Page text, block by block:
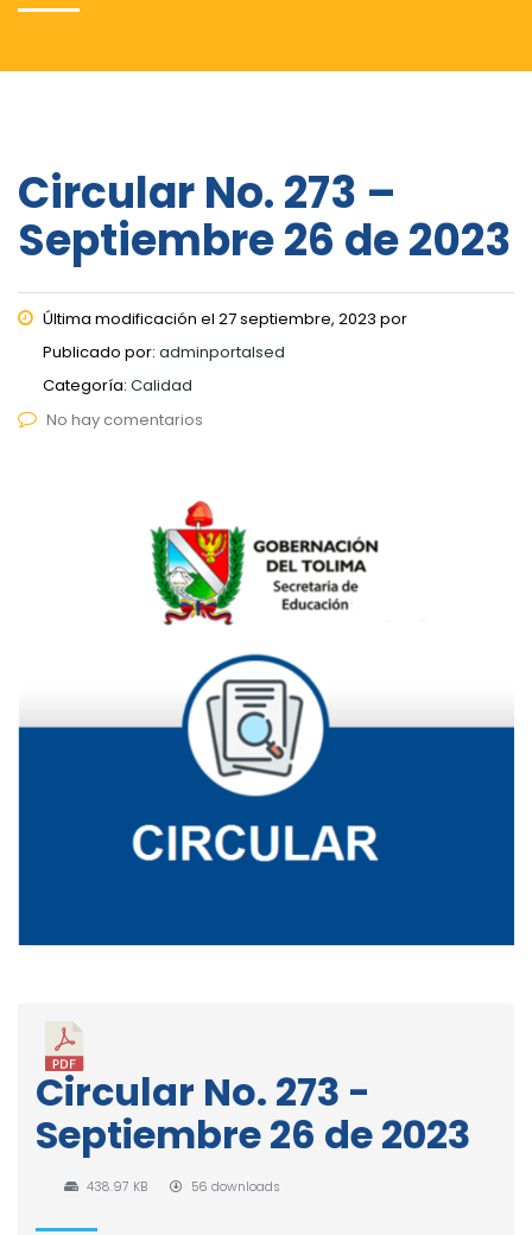
Circular No. 273 –
Septiembre 26 de 2023
Última modificación el 27 septiembre, 2023 por
Publicado por: adminportalsed
Categoría: Calidad
No hay comentarios
Circular No. 273 -
Septiembre 26 de 2023
438.97 KB 56 downloads